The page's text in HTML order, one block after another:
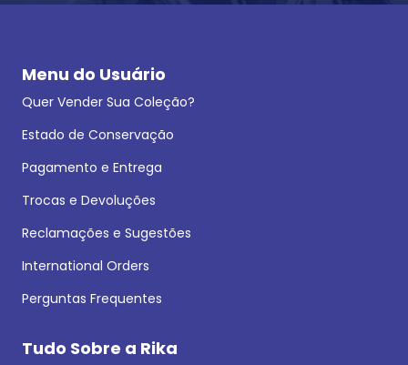
Menu do Usuário
Quer Vender Sua Coleção?
Estado de Conservação
Pagamento e Entrega
Trocas e Devoluções
Reclamações e Sugestões
International Orders
Perguntas Frequentes
Tudo Sobre a Rika